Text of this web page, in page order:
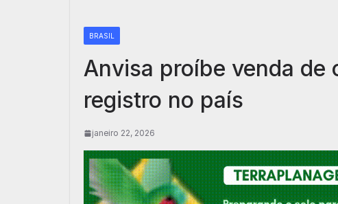
BRASIL
Anvisa proíbe venda de
registro no país
janeiro 22, 2026